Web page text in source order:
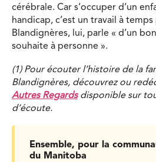
cérébrale. Car s’occuper d’un
handicap, c’est un travail à
Blandignères, lui, parle « d’un
souhaite à personne ».
(1) Pour écouter l’histoire de la
Blandignères, découvrez ou
Autres Regards disponible sur
d’écoute.
Ensemble, pour la
du Manitoba